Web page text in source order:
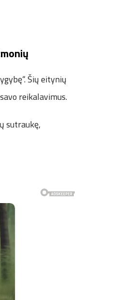
Šių eitynių
reikalavimus.
sutraukę,